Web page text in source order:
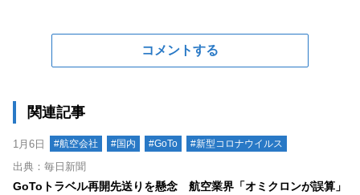
コメントする
関連記事
1月6日 #航空会社 #国内 #GoTo #新型コロナウイルス
出典：毎日新聞
GoToトラベル再開先送りを懸念 航空業界「オミクロンが誤算」